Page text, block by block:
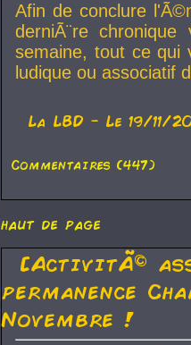
Afin de conclure
derniÃ¨re
semaine, tout ce qui
ludique ou associatif
La LBD - Le 19/11/
Commentaires (447)
haut de page
[ActivitÃ©
permanence
Novembre !